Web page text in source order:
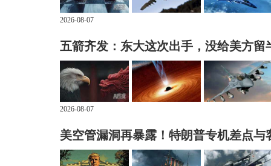
2026-08-07
五箭齐发：东大这次出手，没给美方留
2026-08-07
美空管漏洞再暴露！特朗普专机差点与